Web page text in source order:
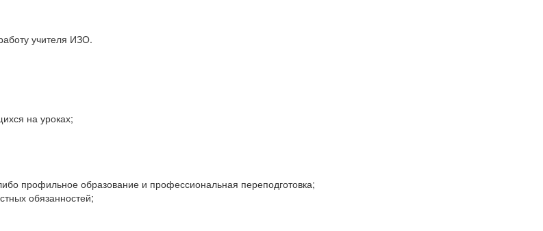
учителя ИЗО.
на уроках;
профильное образование и профессиональная переподготовка;
обязанностей;